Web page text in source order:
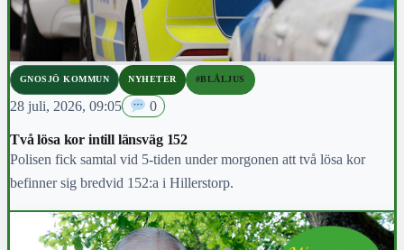
GNOSJÖ KOMMUN NYHETER #BLÅLJUS
28 juli, 2026, 09:05 0
Två lösa kor intill länsväg 152
Polisen fick samtal vid 5-tiden under morgonen att två lösa kor
befinner sig bredvid 152:a i Hillerstorp.